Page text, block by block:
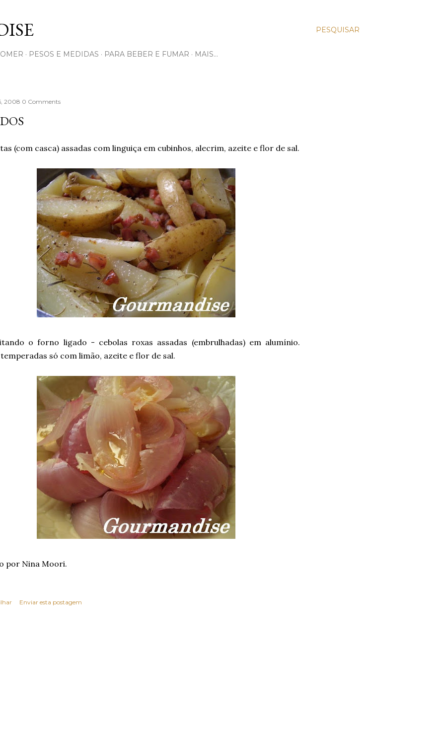
PESQUISAR
PESOS E MEDIDAS PARA BEBER E FUMAR MAIS…
2008 0 Comments
(com casca) assadas com linguiça em cubinhos, alecrim, azeite e flor de sal.
o forno ligado - cebolas roxas assadas (embrulhadas) em alumínio.
só com limão, azeite e flor de sal.
por Nina Moori.
Enviar esta postagem